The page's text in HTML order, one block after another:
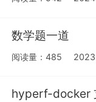
数学题一道
阅读量：485
hyperf-docker